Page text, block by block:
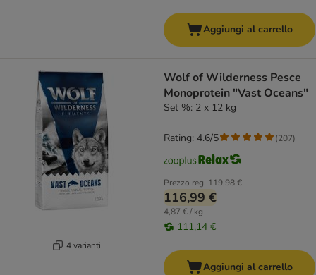
Aggiungi al carrello
4 varianti
Wolf of Wilderness Pesce
Monoprotein "Vast Oceans"
Set %: 2 x 12 kg
Prezzo reg. 119,98 €
116,99 €
4,87 € / kg
111,14 €
Rating: 4.6/5 (207)
Aggiungi al carrello